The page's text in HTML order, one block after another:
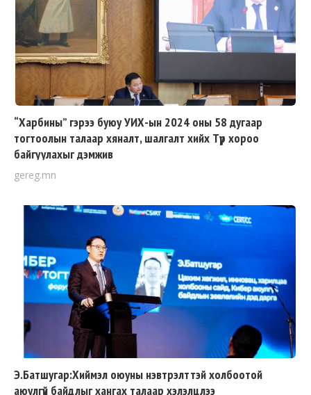
“Харбины” гэрээ буюу УИХ-ын 2024 оны 58 дугаар
тогтоолын талаар хяналт, шалгалт хийх Түр хороо
байгуулахыг дэмжив
gereg.mn
Э.Батшугар:Хиймэл оюуны нэвтрэлттэй холбоотой
аюулгүй байдлыг хангах талаар хэлэлцлээ